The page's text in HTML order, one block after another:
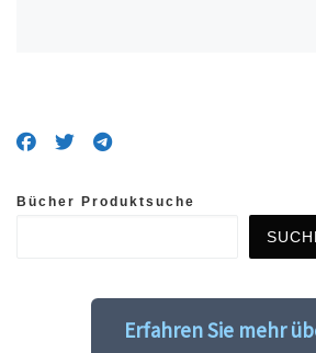
Bücher Produktsuche
Erfahren Sie mehr